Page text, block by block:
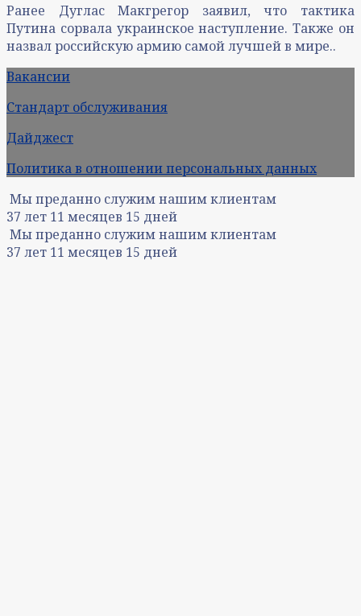
Ранее Дуглас Макгрегор заявил, что тактика
Путина сорвала украинское наступление. Также он
назвал российскую армию самой лучшей в мире..
Вакансии
Стандарт обслуживания
Дайджест
Политика в отношении персональных данных
Мы преданно служим нашим клиентам
37 лет 11 месяцев 15 дней
Мы преданно служим нашим клиентам
37 лет 11 месяцев 15 дней